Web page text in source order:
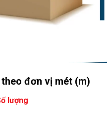
đơn vị mét (m)
lượng